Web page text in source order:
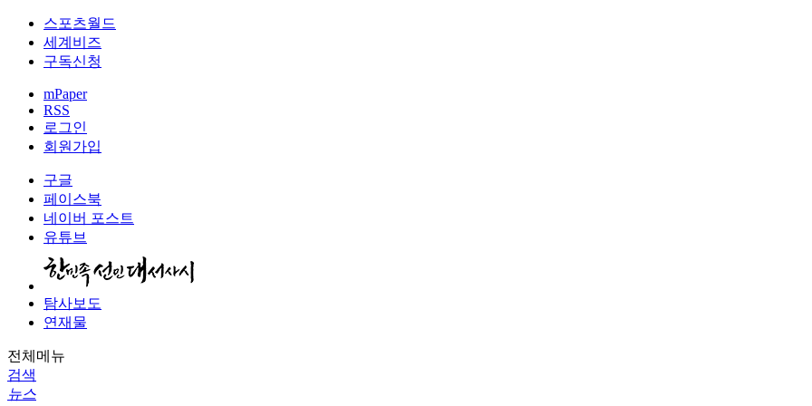
스포츠월드
세계비즈
구독신청
mPaper
RSS
로그인
회원가입
구글
페이스북
네이버 포스트
유튜브
탐사보도
연재물
전체메뉴
검색
뉴스